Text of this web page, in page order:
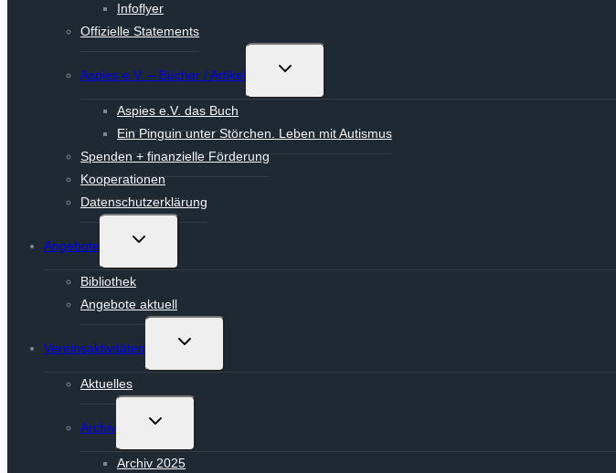
Infoflyer
Offizielle Statements
Aspies e.V. – Bücher / Artikel
Untermenü
Aspies e.V. das Buch
Ein Pinguin unter Störchen. Leben mit Autismus
Spenden + finanzielle Förderung
Kooperationen
Datenschutzerklärung
Angebote
Untermenü
Bibliothek
Angebote aktuell
Vereinsaktivitäten
Untermenü
Aktuelles
Archiv
Untermenü
Archiv 2025